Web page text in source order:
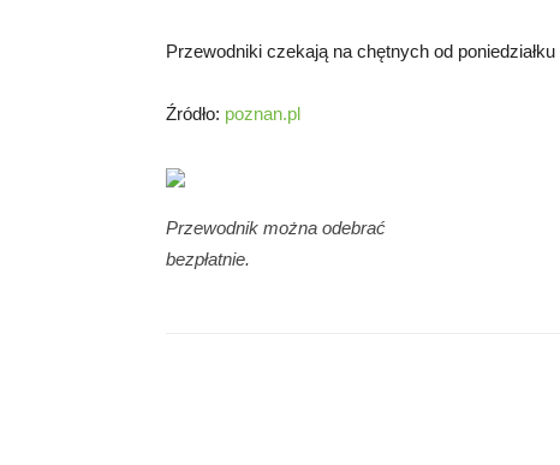
Przewodniki czekają na chętnych od
Źródło: poznan.pl
Przewodnik można odebrać
bezpłatnie.